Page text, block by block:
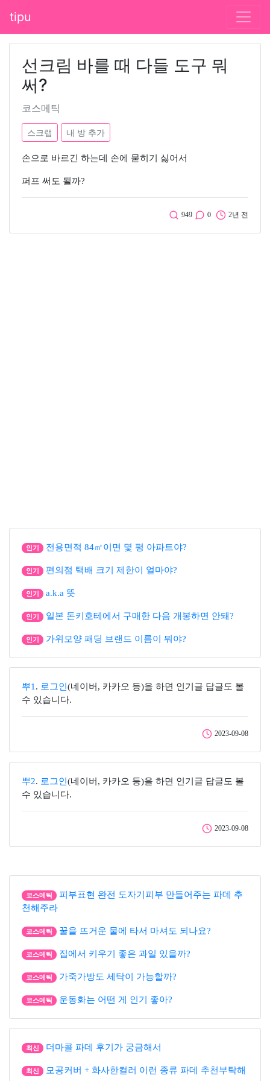
tipu
선크림 바를 때 다들 도구 뭐
써?
코스메틱
스크랩 내 방 추가
손으로 바르긴 하는데 손에 묻히기 싫어서
퍼프 써도 될까?
949 0 2년 전
인기 전용면적 84㎡이면 몇 평 아파트야?
인기 편의점 택배 크기 제한이 얼마야?
인기 a.k.a 뜻
인기 일본 돈키호테에서 구매한 다음 개봉하면 안돼?
인기 가위모양 패딩 브랜드 이름이 뭐야?
뿌1 . 로그인 (네이버, 카카오 등)을 하면 인기글 답글도 볼
수 있습니다.
2023-09-08
뿌2. 로그인 (네이버, 카카오 등)을 하면 인기글 답글도 볼
수 있습니다.
2023-09-08
코스메틱
피부표현 완전 도자기피부 만들어주는 파데 추
천해주라
코스메틱 꿀을 뜨거운 물에 타서 마셔도 되나요?
코스메틱 집에서 키우기 좋은 과일 있을까?
코스메틱 가죽가방도 세탁이 가능할까?
코스메틱 운동화는 어떤 게 인기 좋아?
최신 더마콜 파데 후기가 궁금해서
최신 모공커버 + 화사한컬러 이런 종류 파데 추천부탁해